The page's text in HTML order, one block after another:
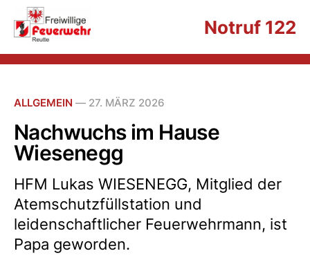
Notruf 122
ALLGEMEIN — 27. MÄRZ 2026
Nachwuchs im Hause
Wiesenegg
HFM Lukas WIESENEGG, Mitglied der
Atemschutzfüllstation und
leidenschaftlicher Feuerwehrmann, ist
Papa geworden.